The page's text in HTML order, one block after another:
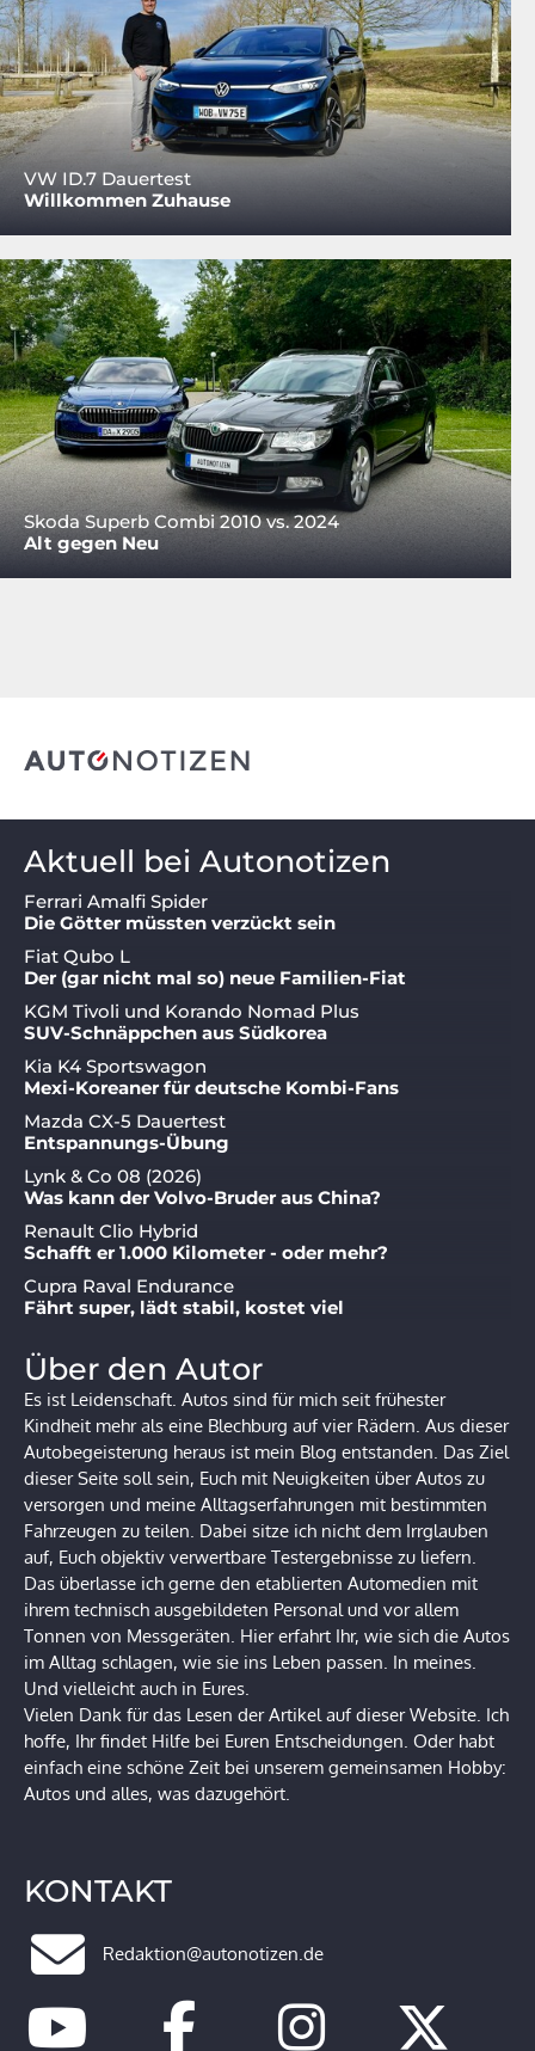
VW ID.7 Dauertest
Willkommen Zuhause
Skoda Superb Combi 2010 vs. 2024
Alt gegen Neu
Aktuell bei Autonotizen
Ferrari Amalfi Spider
Die Götter müssten verzückt sein
Fiat Qubo L
Der (gar nicht mal so) neue Familien-Fiat
KGM Tivoli und Korando Nomad Plus
SUV-Schnäppchen aus Südkorea
Kia K4 Sportswagon
Mexi-Koreaner für deutsche Kombi-Fans
Mazda CX-5 Dauertest
Entspannungs-Übung
Lynk & Co 08 (2026)
Was kann der Volvo-Bruder aus China?
Renault Clio Hybrid
Schafft er 1.000 Kilometer - oder mehr?
Cupra Raval Endurance
Fährt super, lädt stabil, kostet viel
Über den Autor
Es ist Leidenschaft. Autos sind für mich seit frühester
Kindheit mehr als eine Blechburg auf vier Rädern. Aus dieser
Autobegeisterung heraus ist mein Blog entstanden. Das Ziel
dieser Seite soll sein, Euch mit Neuigkeiten über Autos zu
versorgen und meine Alltagserfahrungen mit bestimmten
Fahrzeugen zu teilen. Dabei sitze ich nicht dem Irrglauben
auf, Euch objektiv verwertbare Testergebnisse zu liefern.
Das überlasse ich gerne den etablierten Automedien mit
ihrem technisch ausgebildeten Personal und vor allem
Tonnen von Messgeräten. Hier erfahrt Ihr, wie sich die Autos
im Alltag schlagen, wie sie ins Leben passen. In meines.
Und vielleicht auch in Eures.
Vielen Dank für das Lesen der Artikel auf dieser Website. Ich
hoffe, Ihr findet Hilfe bei Euren Entscheidungen. Oder habt
einfach eine schöne Zeit bei unserem gemeinsamen Hobby:
Autos und alles, was dazugehört.
KONTAKT
Redaktion@autonotizen.de